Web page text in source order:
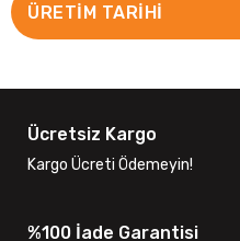
ÜRETİM TARİHİ
Ücretsiz Kargo
Kargo Ücreti Ödemeyin!
%100 İade Garantisi